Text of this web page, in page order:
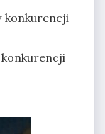
konkurencji
konkurencji